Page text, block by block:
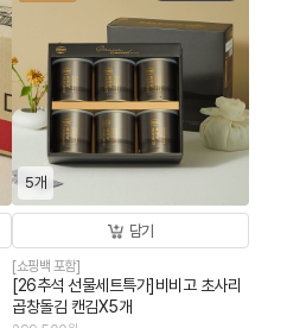
5개
담기
[쇼핑백 포함]
[26추석 선물세트특가]비비고 초사리
곱창돌김 캔김X5개